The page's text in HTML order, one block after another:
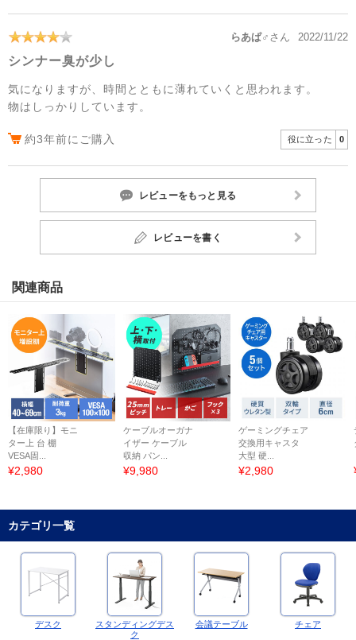
らあぱ♂ さん 2022/11/22
シンナー臭が少し
気になりますが、時間とともに薄れていくと思われます。
物はしっかりしています。
約3年前にご購入 役に立った 0
レビューをもっと見る
レビューを書く
関連商品
【在庫限り】モニ
ター上 台 棚
VESA固...
¥2,980
ケーブルオーガナ
イザー ケーブル
収納 パン...
¥9,980
ゲーミングチェア
交換用キャスタ
大型 硬...
¥2,980
カテゴリ一覧
デスク
スタンディングデス
ク
会議テーブル チェア